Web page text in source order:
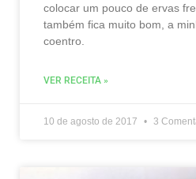
colocar um pouco de ervas
também fica muito bom, a
coentro.
VER RECEITA »
10 de agosto de 2017 3